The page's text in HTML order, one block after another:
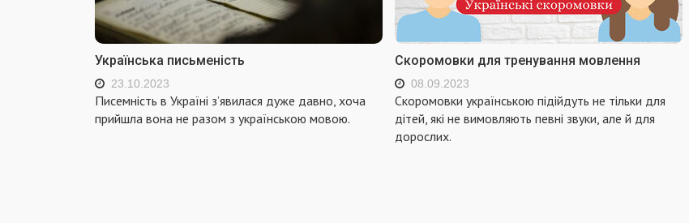
Українська письменість
23.10.2023
Писемність в Україні з’явилася дуже давно, хоча
прийшла вона не разом з українською мовою.
Скоромовки для тренування мовлення
08.09.2023
Скоромовки українською підійдуть не тільки для
дітей, які не вимовляють певні звуки, але й для
дорослих.